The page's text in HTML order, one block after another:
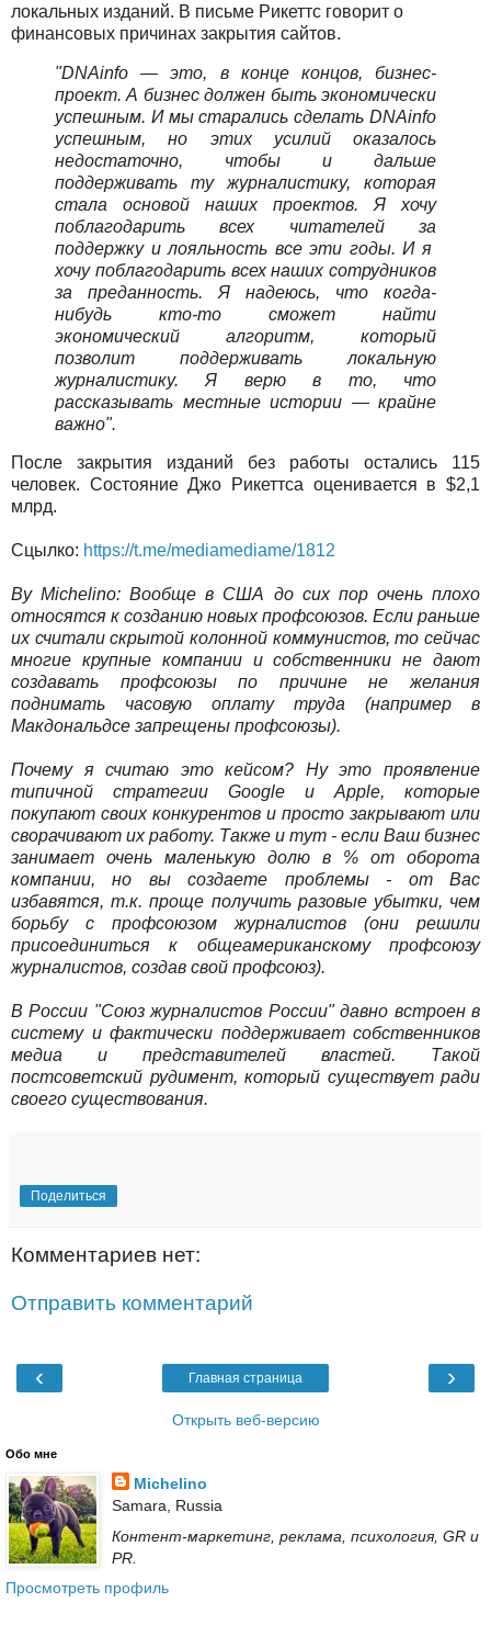
локальных изданий. В письме Рикеттс говорит о
финансовых причинах закрытия сайтов.
"DNAinfo — это, в конце концов, бизнес-
проект. А бизнес должен быть экономически
успешным. И мы старались сделать DNAinfo
успешным, но этих усилий оказалось
недостаточно, чтобы и дальше
поддерживать ту журналистику, которая
стала основой наших проектов. Я хочу
поблагодарить всех читателей за
поддержку и лояльность все эти годы. И я
хочу поблагодарить всех наших сотрудников
за преданность. Я надеюсь, что когда-
нибудь кто-то сможет найти
экономический алгоритм, который
позволит поддерживать локальную
журналистику. Я верю в то, что
рассказывать местные истории — крайне
важно".
После закрытия изданий без работы остались 115
человек. Состояние Джо Рикеттса оценивается в $2,1
млрд.
Сцылко: https://t.me/mediamediame/1812
By Michelino: Вообще в США до сих пор очень плохо
относятся к созданию новых профсоюзов. Если раньше
их считали скрытой колонной коммунистов, то сейчас
многие крупные компании и собственники не дают
создавать профсоюзы по причине не желания
поднимать часовую оплату труда (например в
Макдональдсе запрещены профсоюзы).
Почему я считаю это кейсом? Ну это проявление
типичной стратегии Google и Apple, которые
покупают своих конкурентов и просто закрывают или
сворачивают их работу. Также и тут - если Ваш бизнес
занимает очень маленькую долю в % от оборота
компании, но вы создаете проблемы - от Вас
избавятся, т.к. проще получить разовые убытки, чем
борьбу с профсоюзом журналистов (они решили
присоединиться к общеамериканскому профсоюзу
журналистов, создав свой профсоюз).
В России "Союз журналистов России" давно встроен в
систему и фактически поддерживает собственников
медиа и представителей властей. Такой
постсоветский рудимент, который существует ради
своего существования.
Поделиться
Комментариев нет:
Отправить комментарий
‹ ›
Главная страница
Открыть веб-версию
Обо мне
Michelino
Samara, Russia
Контент-маркетинг, реклама, психология, GR и
PR.
Просмотреть профиль